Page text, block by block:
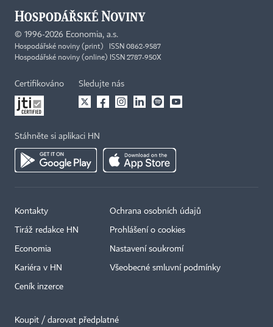
© 1996-2026 Economia, a.s.
Hospodářské noviny (print) ISSN 0862-9587
Hospodářské noviny (online) ISSN 2787-950X
Certifikováno Sledujte nás
Stáhněte si aplikaci HN
Kontakty
Tiráž redakce HN
Economia
Kariéra v HN
Ceník inzerce
Ochrana osobních údajů
Prohlášení o cookies
Nastavení soukromí
Všeobecné smluvní podmínky
Koupit / darovat předplatné